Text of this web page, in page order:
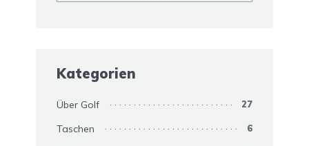
Kategorien
Über Golf 27
Taschen 6